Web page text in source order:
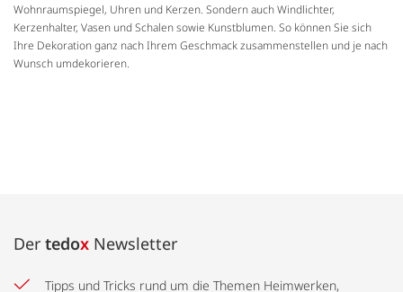
Wohnraumspiegel, Uhren und Kerzen. Sondern auch Windlichter,
Kerzenhalter, Vasen und Schalen sowie Kunstblumen. So können Sie sich
Ihre Dekoration ganz nach Ihrem Geschmack zusammenstellen und je nach
Wunsch umdekorieren.
Der tedox Newsletter
Tipps und Tricks rund um die Themen Heimwerken,